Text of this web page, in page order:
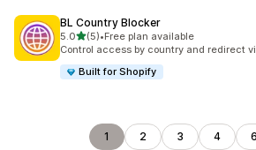
BL Country Blocker
5.0별 5개 중
(5)
총 리뷰 5개
•Free plan available
Control access by country and redirect
Built for Shopify
1 2 3 4 6